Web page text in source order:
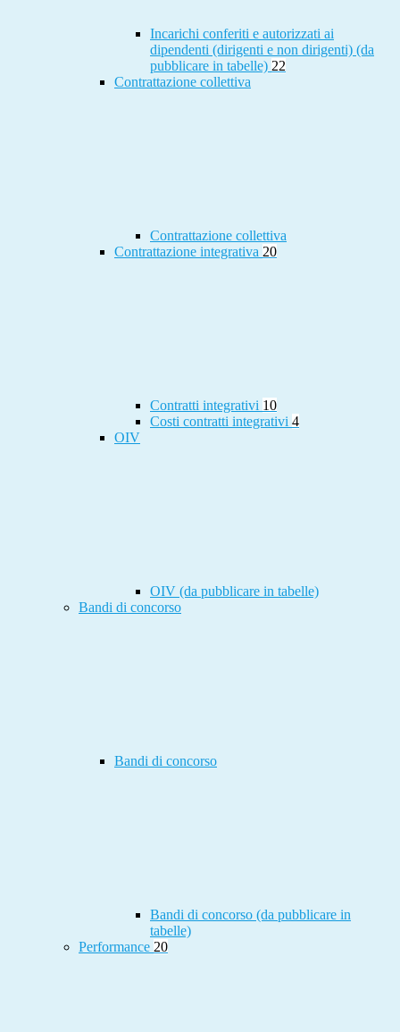
Incarichi conferiti e autorizzati ai
dipendenti (dirigenti e non dirigenti) (da
pubblicare in tabelle) 22
Contrattazione collettiva
Contrattazione collettiva
Contrattazione integrativa 20
Contratti integrativi 10
Costi contratti integrativi 4
OIV
OIV (da pubblicare in tabelle)
Bandi di concorso
Bandi di concorso
Bandi di concorso (da pubblicare in
tabelle)
Performance 20